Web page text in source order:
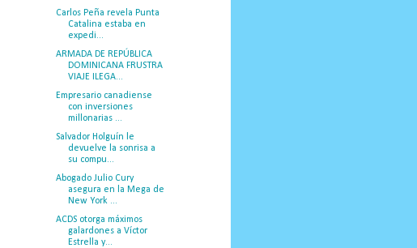
Carlos Peña revela Punta
Catalina estaba en
expedi...
ARMADA DE REPÚBLICA
DOMINICANA FRUSTRA
VIAJE ILEGA...
Empresario canadiense
con inversiones
millonarias ...
Salvador Holguín le
devuelve la sonrisa a
su compu...
Abogado Julio Cury
asegura en la Mega de
New York ...
ACDS otorga máximos
galardones a Víctor
Estrella y...